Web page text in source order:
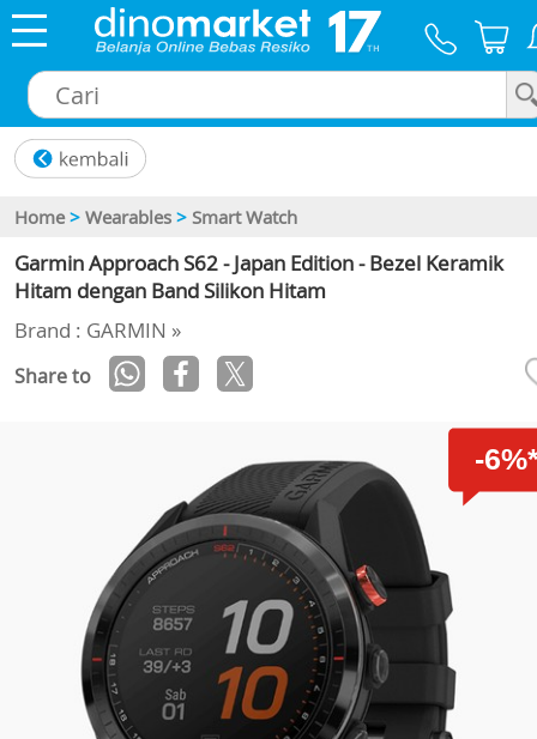
Home > Wearables > Smart Watch
Garmin Approach S62 - Japan Edition - Bezel Keramik
Hitam dengan Band Silikon Hitam
Brand : GARMIN »
Share to
-